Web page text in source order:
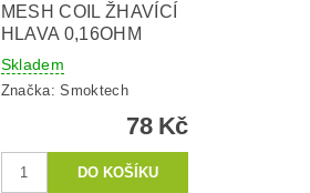
MESH COIL ŽHAVÍCÍ
HLAVA 0,16OHM
Skladem
Značka:Smoktech
78 Kč